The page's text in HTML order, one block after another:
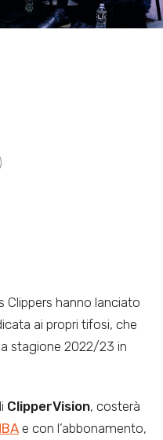
Clippers hanno lanciato
ai propri tifosi, che
stagione 2022/23 in
ClipperVision, costerà
e con l’abbonamento,